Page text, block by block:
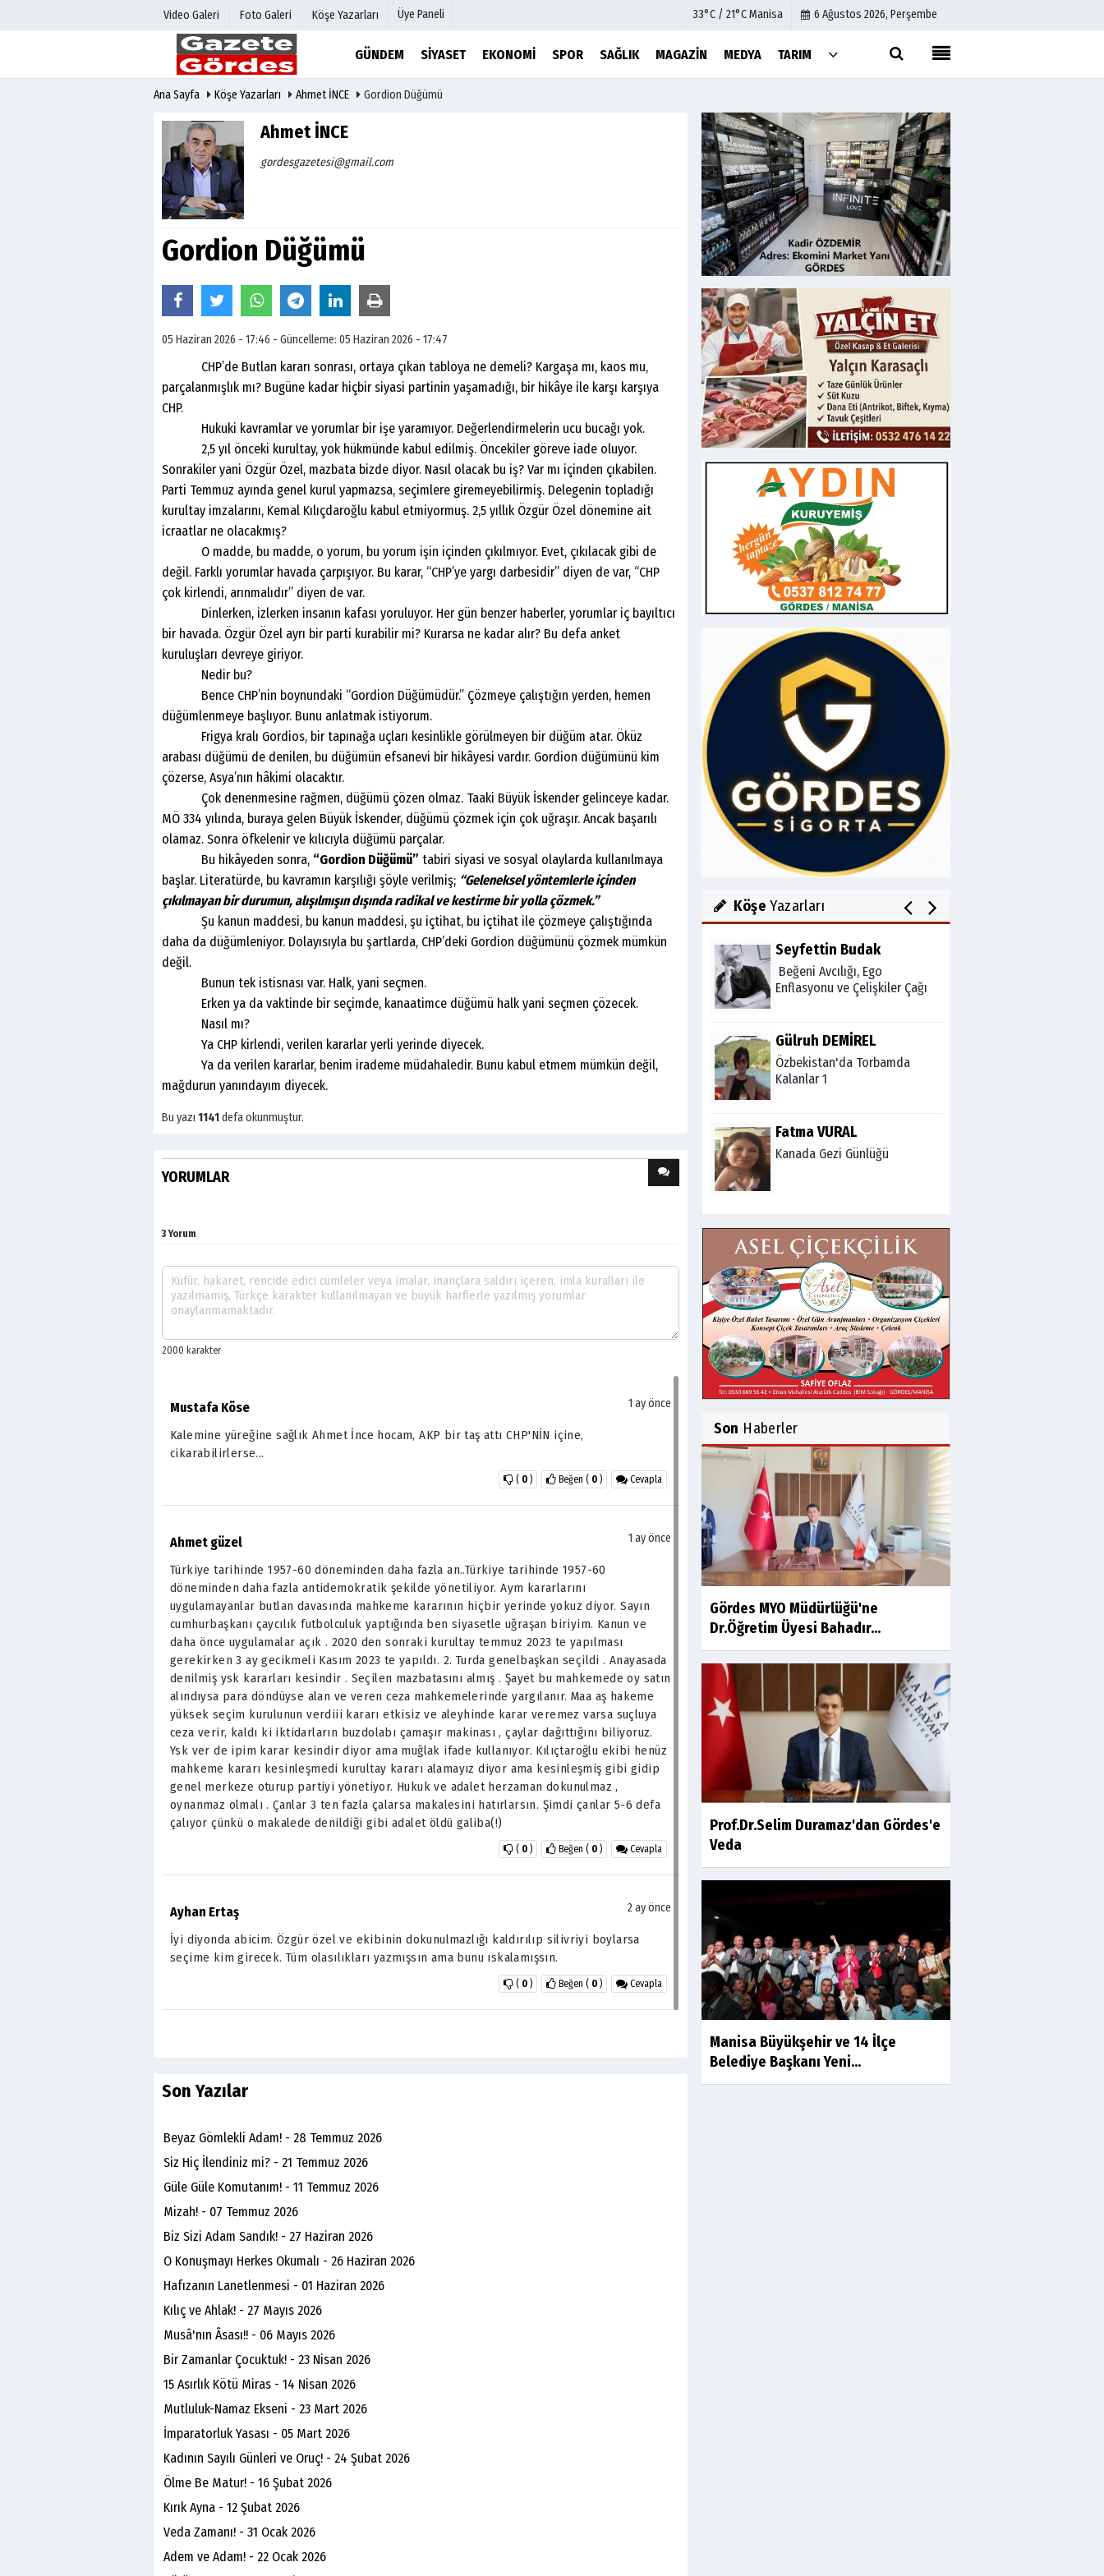
Video Galeri Foto Galeri Köşe Yazarları Üye Paneli 33°C / 21°C Manisa 6 Ağustos 2026, Perşembe
GÜNDEM SIYASET EKONOMI SPOR SAĞLIK MAGAZIN MEDYA TARIM
Hava Durumu
Gazete Manşetleri
Biyografiler
İletişim
Çerez Politikası
Gizlilik İlkeleri
Ana Sayfa Köşe Yazarları Ahmet İNCE Gordion Düğümü
Ahmet İNCE
gordesgazetesi@gmail.com
Gordion Düğümü
05 Haziran 2026 - 17:46 - Güncelleme: 05 Haziran 2026 - 17:47
CHP’de Butlan kararı sonrası, ortaya çıkan tabloya ne demeli? Kargaşa mı, kaos mu,
parçalanmışlık mı? Bugüne kadar hiçbir siyasi partinin yaşamadığı, bir hikâye ile karşı karşıya
CHP.
Hukuki kavramlar ve yorumlar bir işe yaramıyor. Değerlendirmelerin ucu bucağı yok.
2,5 yıl önceki kurultay, yok hükmünde kabul edilmiş. Öncekiler göreve iade oluyor.
Sonrakiler yani Özgür Özel, mazbata bizde diyor. Nasıl olacak bu iş? Var mı içinden çıkabilen.
Parti Temmuz ayında genel kurul yapmazsa, seçimlere giremeyebilirmiş. Delegenin topladığı
kurultay imzalarını, Kemal Kılıçdaroğlu kabul etmiyormuş. 2,5 yıllık Özgür Özel dönemine ait
icraatlar ne olacakmış?
O madde, bu madde, o yorum, bu yorum işin içinden çıkılmıyor. Evet, çıkılacak gibi de
değil. Farklı yorumlar havada çarpışıyor. Bu karar, “CHP’ye yargı darbesidir” diyen de var, “CHP
çok kirlendi, arınmalıdır” diyen de var.
Dinlerken, izlerken insanın kafası yoruluyor. Her gün benzer haberler, yorumlar iç bayıltıcı
bir havada. Özgür Özel ayrı bir parti kurabilir mi? Kurarsa ne kadar alır? Bu defa anket
kuruluşları devreye giriyor.
Nedir bu?
Bence CHP’nin boynundaki “Gordion Düğümüdür.” Çözmeye çalıştığın yerden, hemen
düğümlenmeye başlıyor. Bunu anlatmak istiyorum.
Frigya kralı Gordios, bir tapınağa uçları kesinlikle görülmeyen bir düğüm atar. Öküz
arabası düğümü de denilen, bu düğümün efsanevi bir hikâyesi vardır. Gordion düğümünü kim
çözerse, Asya’nın hâkimi olacaktır.
Çok denenmesine rağmen, düğümü çözen olmaz. Taaki Büyük İskender gelinceye kadar.
MÖ 334 yılında, buraya gelen Büyük İskender, düğümü çözmek için çok uğraşır. Ancak başarılı
olamaz. Sonra öfkelenir ve kılıcıyla düğümü parçalar.
Bu hikâyeden sonra, “Gordion Düğümü” tabiri siyasi ve sosyal olaylarda kullanılmaya
başlar. Literatürde, bu kavramın karşılığı şöyle verilmiş; “Geleneksel yöntemlerle içinden
çıkılmayan bir durumun, alışılmışın dışında radikal ve kestirme bir yolla çözmek.”
Şu kanun maddesi, bu kanun maddesi, şu içtihat, bu içtihat ile çözmeye çalıştığında
daha da düğümleniyor. Dolayısıyla bu şartlarda, CHP’deki Gordion düğümünü çözmek mümkün
değil.
Bunun tek istisnası var. Halk, yani seçmen.
Erken ya da vaktinde bir seçimde, kanaatimce düğümü halk yani seçmen çözecek.
Nasıl mı?
Ya CHP kirlendi, verilen kararlar yerli yerinde diyecek.
Ya da verilen kararlar, benim irademe müdahaledir. Bunu kabul etmem mümkün değil,
mağdurun yanındayım diyecek.
Bu yazı 1141defa okunmuştur.
YORUMLAR
3 Yorum
Mustafa Köse 1 ay önce
Kalemine yüreğine sağlık Ahmet İnce hocam, AKP bir taş attı CHP'NİN içine,
cikarabilirlerse...
Cevapla
Beğen ( 0 )
( 0 )
Ahmet güzel 1 ay önce
Türkiye tarihinde 1957-60 döneminden daha fazla an..Türkiye tarihinde 1957-60
döneminden daha fazla antidemokratik şekilde yönetiliyor. Aym kararlarını
uygulamayanlar butlan davasında mahkeme kararının hiçbir yerinde yokuz diyor. Sayın
cumhurbaşkanı çaycılık futbolculuk yaptığında ben siyasetle uğraşan biriyim. Kanun ve
daha önce uygulamalar açık . 2020 den sonraki kurultay temmuz 2023 te yapılması
gerekirken 3 ay gecikmeli Kasım 2023 te yapıldı. 2. Turda genelbaşkan seçildi . Anayasada
denilmiş ysk kararları kesindir . Seçilen mazbatasını almış . Şayet bu mahkemede oy satın
alındıysa para döndüyse alan ve veren ceza mahkemelerinde yargılanır. Maa aş hakeme
yüksek seçim kurulunun verdiii kararı etkisiz ve aleyhinde karar veremez varsa suçluya
ceza verir, kaldı ki iktidarların buzdolabı çamaşır makinası , çaylar dağıttığını biliyoruz.
Ysk ver de ipim karar kesindir diyor ama muğlak ifade kullanıyor. Kılıçtaroğlu ekibi henüz
mahkeme kararı kesinleşmedi kurultay kararı alamayız diyor ama kesinleşmiş gibi gidip
genel merkeze oturup partiyi yönetiyor. Hukuk ve adalet herzaman dokunulmaz ,
oynanmaz olmalı . Çanlar 3 ten fazla çalarsa makalesini hatırlarsın. Şimdi çanlar 5-6 defa
çalıyor çünkü o makalede denildiği gibi adalet öldü galiba(!)
Cevapla
Beğen ( 0 )
( 0 )
Ayhan Ertaş 2 ay önce
İyi diyonda abicim. Özgür özel ve ekibinin dokunulmazlığı kaldırılıp silivriyi boylarsa
seçime kim girecek. Tüm olasılıkları yazmışsın ama bunu ıskalamışsın.
Cevapla
Beğen ( 0 )
( 0 )
Son Yazılar
Beyaz Gömlekli Adam! - 28 Temmuz 2026
Siz Hiç İlendiniz mi? - 21 Temmuz 2026
Güle Güle Komutanım! - 11 Temmuz 2026
Mizah! - 07 Temmuz 2026
Biz Sizi Adam Sandık! - 27 Haziran 2026
O Konuşmayı Herkes Okumalı - 26 Haziran 2026
Hafızanın Lanetlenmesi - 01 Haziran 2026
Kılıç ve Ahlak! - 27 Mayıs 2026
Musâ'nın Âsası!! - 06 Mayıs 2026
Bir Zamanlar Çocuktuk! - 23 Nisan 2026
15 Asırlık Kötü Miras - 14 Nisan 2026
Mutluluk-Namaz Ekseni - 23 Mart 2026
İmparatorluk Yasası - 05 Mart 2026
Kadının Sayılı Günleri ve Oruç! - 24 Şubat 2026
Ölme Be Matur! - 16 Şubat 2026
Kırık Ayna - 12 Şubat 2026
Veda Zamanı! - 31 Ocak 2026
Adem ve Adam! - 22 Ocak 2026
Köşe Yazarları
Av.Cenap GÜVEN
Gördesli Şair Alim Atay
Salih OKKALI
1950'li Yıllarda Gördes-VI
Seyfettin Budak
Beğeni Avcılığı, Ego
Enflasyonu ve Çelişkiler Çağı
Gülruh DEMİREL
Özbekistan'da Torbamda
Kalanlar 1
Fatma VURAL
Kanada Gezi Günlüğü
Röportaj Serisi-46: Konuk
=Prof.Dr.Hakan Atalay
(Psikanaliz)
Hüseyin TUNÇAY
Gökçeada Gezimiz-IV
İsmail AYBEY
Belma Sebil'i Tanıyor
Musunuz?
Ahmet İNCE
Beyaz Gömlekli Adam!
Prof.Dr.Ayşe İLKER
Adı Sanı Olmak
Gezerken Zamanın Kollarındaki
Ruhuma Rastlamak
Yaşar ATLI
Kahramanlar
İLKER
Mühendislerin de Sanat Ruhu
Dr.Fatih KESKİN
Millî Edebiyat, Millî Şuur, Millî
Takım
Sıracettin ÇELİK
Çalıkuşu
Son Haberler
Gördes MYO Müdürlüğü'ne
Dr.Öğretim Üyesi Bahadır...
Prof.Dr.Selim Duramaz'dan Gördes'e
Veda
Manisa Büyükşehir ve 14 İlçe
Belediye Başkanı Yeni...